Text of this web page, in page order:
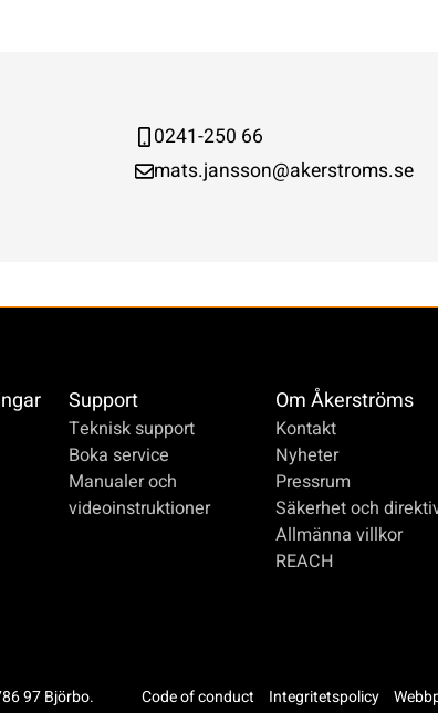
0241-250 66
mats.jansson@akerstroms.se
Support
Teknisk support
Boka service
Manualer och
videoinstruktioner
Om Åkerströms
Kontakt
Nyheter
Pressrum
Säkerhet och
Allmänna villkor
REACH
97 Björbo. Code of conduct Integritetspolicy